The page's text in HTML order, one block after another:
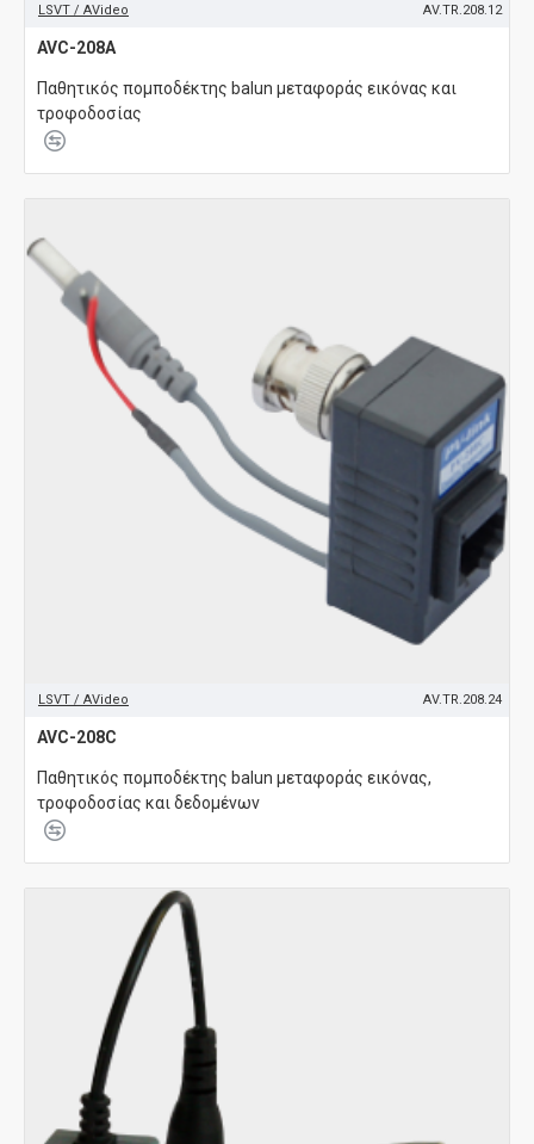
LSVT / AVideo AV.TR.208.12
AVC-208A
Παθητικός πομποδέκτης balun μεταφοράς εικόνας και
τροφοδοσίας
LSVT / AVideo AV.TR.208.24
AVC-208C
Παθητικός πομποδέκτης balun μεταφοράς εικόνας,
τροφοδοσίας και δεδομένων